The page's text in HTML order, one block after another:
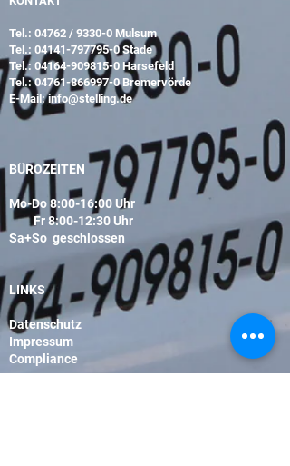
Tel.: 04762 / 9330-0 Mulsum
Tel.: 04141-797795-0Stade
Tel.: 04164-909815-0 Harsefeld
Tel.:04761-866997-0Bremervörde
E-Mail:info@stelling.de
BÜROZEITEN
Mo-Do 8:00-16:00 Uhr
Fr 8:00-12:30 Uhr
Sa+So geschlossen
LINKS
Datenschutz
Impressum
Compliance